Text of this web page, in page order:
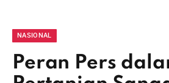
NASIONAL
Peran Pers